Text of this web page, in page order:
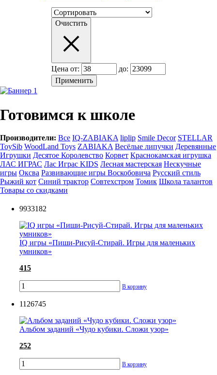
Очистить
Цена от: до:
Готовимся к школе
Производители: Все IQ-ZABIAKA liplip Smile Decor STELLAR
ToySib WoodLand Toys ZABIAKA Весёлые липучки Деревянные
Игрушки Десятое Королевство Корвет Краснокамская игрушка
ЛАС ИГРАС Лас Играс KIDS Лесная мастерская Нескучные
игры Оксва Развивающие игры Воскобовича Русский стиль
Рыжий кот Синий трактор Совтехстром Томик Школа талантов
Товары со скидками
9933182
IQ игры «Пиши-Рисуй-Стирай. ‎Игры для маленьких
умников»
415
В корзину
1126745
Альбом заданий «Чудо кубики. Сложи узор»
252
В корзину